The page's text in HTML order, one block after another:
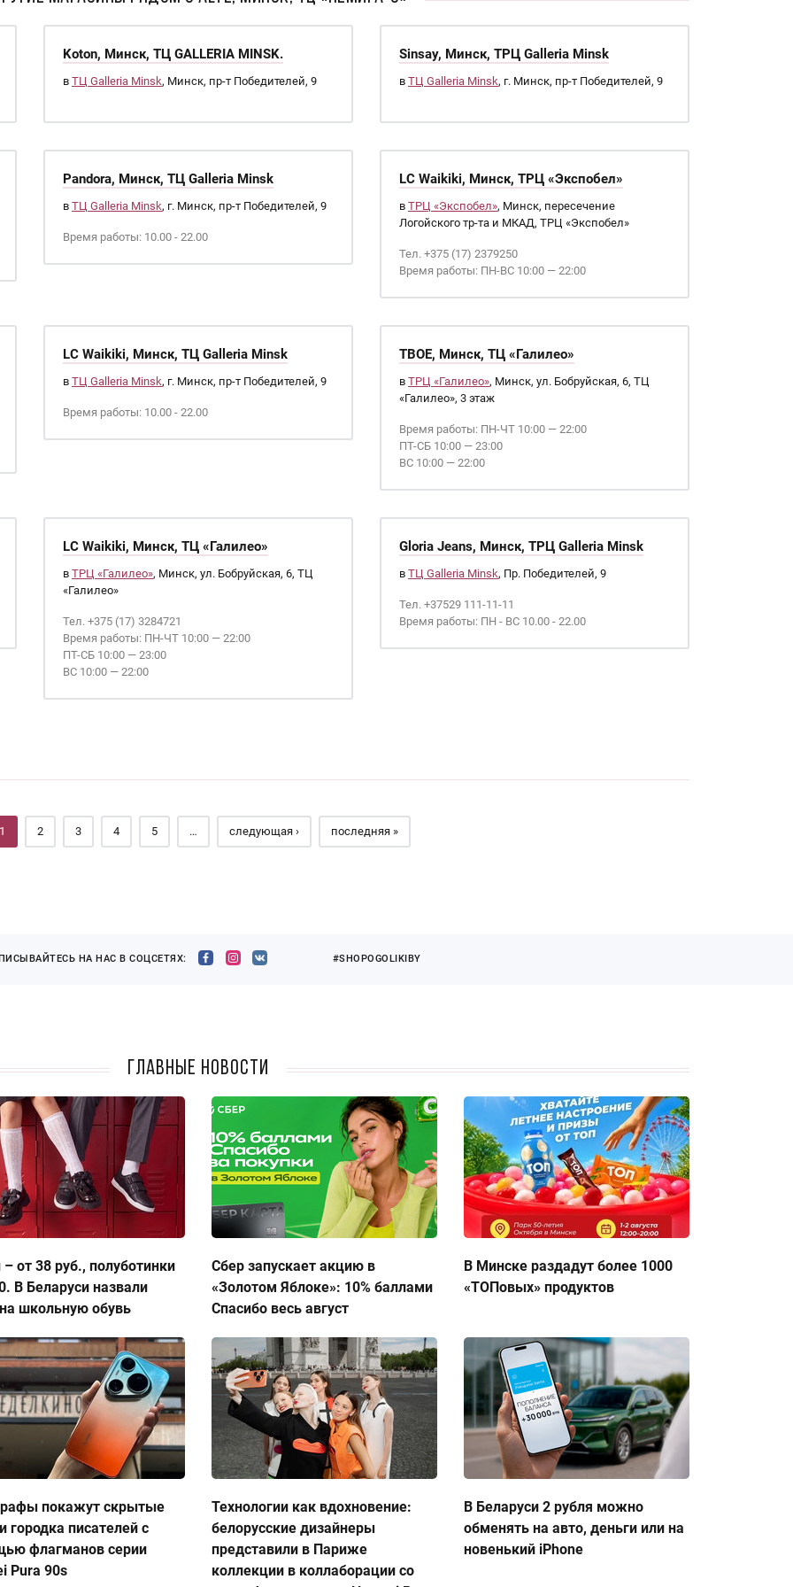
Koton, Минск, ТЦ GALLERIA MINSK.
в ТЦ Galleria Minsk, Минск, пр-т Победителей, 9
Sinsay, Минск, ТРЦ Galleria Minsk
в ТЦ Galleria Minsk, г. Минск, пр-т Победителей, 9
Pandora, Минск, ТЦ Galleria Minsk
в ТЦ Galleria Minsk, г. Минск, пр-т Победителей, 9
Время работы: 10.00 - 22.00
LC Waikiki, Минск, ТРЦ «Экспобел»
в ТРЦ «Экспобел», Минск, пересечение
Логойского тр-та и МКАД, ТРЦ «Экспобел»
Тел. +375 (17) 2379250
Время работы: ПН-ВС 10:00 — 22:00
LC Waikiki, Минск, ТЦ Galleria Minsk
в ТЦ Galleria Minsk, г. Минск, пр-т Победителей, 9
Время работы: 10.00 - 22.00
ТВОЕ, Минск, ТЦ «Галилео»
в ТРЦ «Галилео», Минск, ул. Бобруйская, 6, ТЦ
«Галилео», 3 этаж
Время работы: ПН-ЧТ 10:00 — 22:00
ПТ-СБ 10:00 — 23:00
ВС 10:00 — 22:00
LC Waikiki, Минск, ТЦ «Галилео»
в ТРЦ «Галилео», Минск, ул. Бобруйская, 6, ТЦ
«Галилео»
Тел. +375 (17) 3284721
Время работы: ПН-ЧТ 10:00 — 22:00
ПТ-СБ 10:00 — 23:00
ВС 10:00 — 22:00
Gloria Jeans, Минск, ТРЦ Galleria Minsk
в ТЦ Galleria Minsk, Пр. Победителей, 9
Тел. +37529 111-11-11
Время работы: ПН - ВС 10.00 - 22.00
2 3 4 5 … следующая › последняя »
НА НАС В СОЦСЕТЯХ: #SHOPOGOLIKIBY
Главные новости
от 38 руб., полуботинки
В Беларуси назвали
школьную обувь
Сбер запускает акцию в
«Золотом Яблоке»: 10% баллами
Спасибо весь август
В Минске раздадут более 1000
«ТОПовых» продуктов
покажут скрытые
городка писателей с
флагманов серии
Pura 90s
Технологии как вдохновение:
белорусские дизайнеры
представили в Париже
коллекции в коллаборации со
В Беларуси 2 рубля можно
обменять на авто, деньги или на
новенький iPhone